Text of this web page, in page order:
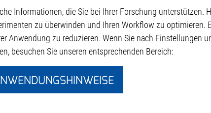
Informationen, die Sie bei Ihrer Forschung unterstützen.
zu überwinden und Ihren Workflow zu optimieren.
Anwendung zu reduzieren. Wenn Sie nach Einstellungen
besuchen Sie unseren entsprechenden Bereich: